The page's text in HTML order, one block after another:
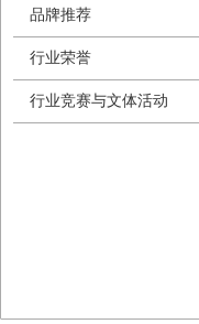
品牌推荐
行业荣誉
行业竞赛与文体活动